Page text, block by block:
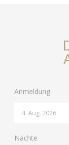
Anmeldung
Nächte